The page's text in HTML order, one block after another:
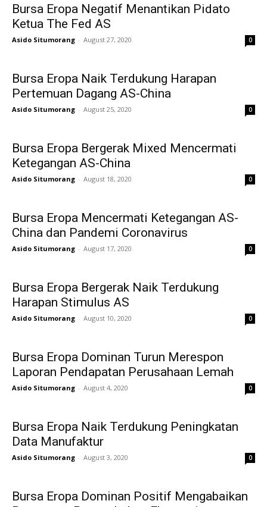
Bursa Eropa Negatif Menantikan Pidato
Ketua The Fed AS
Asido Situmorang - August 27, 2020 0
Bursa Eropa Naik Terdukung Harapan
Pertemuan Dagang AS-China
Asido Situmorang - August 25, 2020 0
Bursa Eropa Bergerak Mixed Mencermati
Ketegangan AS-China
Asido Situmorang - August 18, 2020 0
Bursa Eropa Mencermati Ketegangan AS-
China dan Pandemi Coronavirus
Asido Situmorang - August 17, 2020 0
Bursa Eropa Bergerak Naik Terdukung
Harapan Stimulus AS
Asido Situmorang - August 10, 2020 0
Bursa Eropa Dominan Turun Merespon
Laporan Pendapatan Perusahaan Lemah
Asido Situmorang - August 4, 2020 0
Bursa Eropa Naik Terdukung Peningkatan
Data Manufaktur
Asido Situmorang - August 3, 2020 0
Bursa Eropa Dominan Positif Mengabaikan